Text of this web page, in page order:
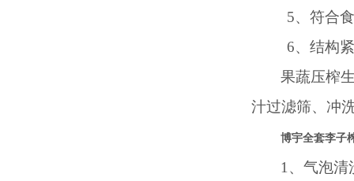
5、 符合
6、 结构
果蔬压榨
汁过滤筛、冲
博宇全套李子
1、 气泡清